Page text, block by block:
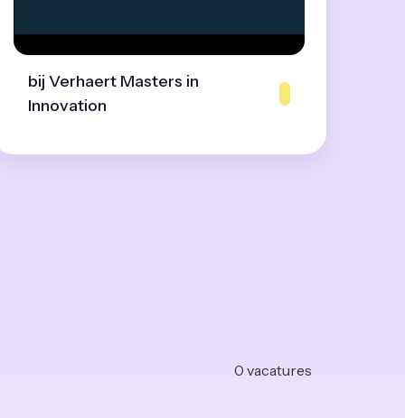
bij Verhaert Masters in
Innovation
0 vacatures